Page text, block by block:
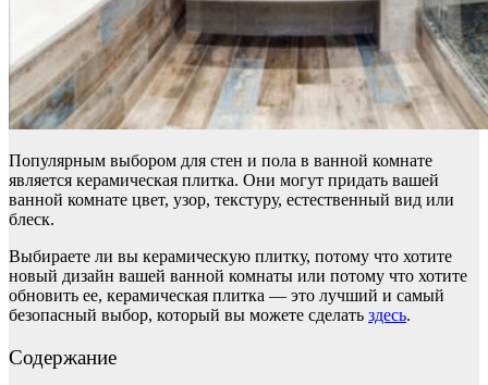
Популярным выбором для стен и пола в ванной комнате
является керамическая плитка. Они могут придать вашей
ванной комнате цвет, узор, текстуру, естественный вид или
блеск.
Выбираете ли вы керамическую плитку, потому что хотите
новый дизайн вашей ванной комнаты или потому что хотите
обновить ее, керамическая плитка — это лучший и самый
безопасный выбор, который вы можете сделать здесь.
Содержание